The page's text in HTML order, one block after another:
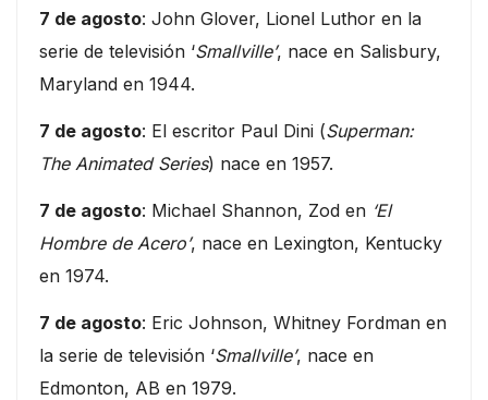
7 de agosto: John Glover, Lionel Luthor en la
serie de televisión ‘Smallville’, nace en Salisbury,
Maryland en 1944.
7 de agosto: El escritor Paul Dini (Superman:
The Animated Series) nace en 1957.
7 de agosto: Michael Shannon, Zod en ‘El
Hombre de Acero’, nace en Lexington, Kentucky
en 1974.
7 de agosto: Eric Johnson, Whitney Fordman en
la serie de televisión ‘Smallville’, nace en
Edmonton, AB en 1979.